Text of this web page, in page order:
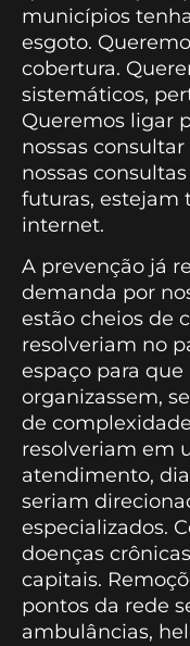
municípios
esgoto.
cobertura.
sistemáticos,
Queremos ligar
nossas
nossas
futuras, estejam
internet.
A prevenção já
demanda por
estão cheios de
resolveriam no
espaço para que
organizassem,
de
resolveriam em
atendimento,
seriam
especializados.
doenças
capitais.
pontos da rede
ambulâncias,